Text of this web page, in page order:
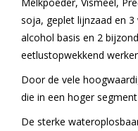
Cadeaubon
soja, geplet lijnzaad en
alcohol basis en 2
eetlustopwekkend
Door de vele
die in een hoger
De sterke